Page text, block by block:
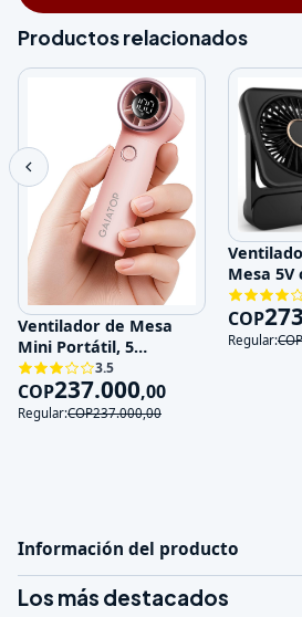
Productos relacionados
Ventilador de Mesa
Mini Portátil, 5
Velocidades, 5V,
Recargable
3.5
COP237.000,00
Regular:COP237.000,00
Mesa 5V
COP
Regular:COP
Información del producto
Los más destacados